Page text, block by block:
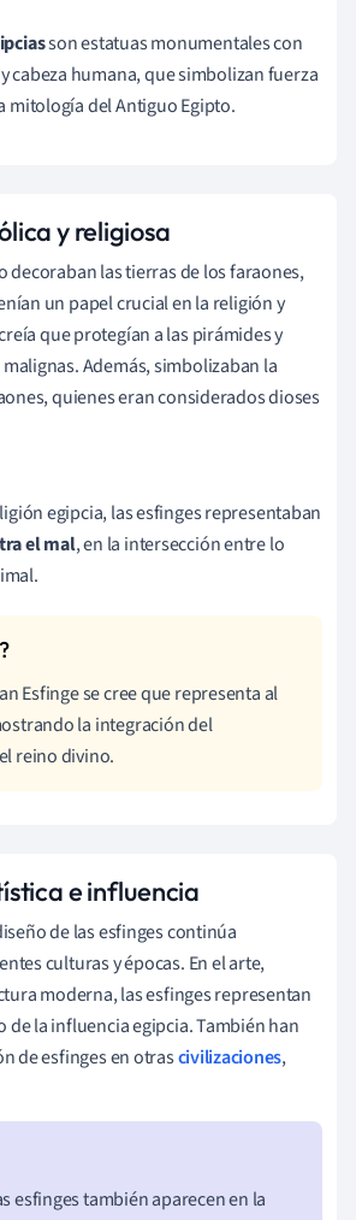
son estatuas monumentales con
cabeza humana, que simbolizan fuerza
mitología del Antiguo Egipto.
y religiosa
decoraban las tierras de los faraones,
un papel crucial en la religión y
que protegían a las pirámides y
Además, simbolizaban la
quienes eran considerados dioses
egipcia, las esfinges representaban
el mal, en la intersección entre lo
Esfinge se cree que representa al
la integración del
reino divino.
e influencia
de las esfinges continúa
culturas y épocas. En el arte,
moderna, las esfinges representan
de la influencia egipcia. También han
de esfinges en otrascivilizaciones,
esfinges también aparecen en la